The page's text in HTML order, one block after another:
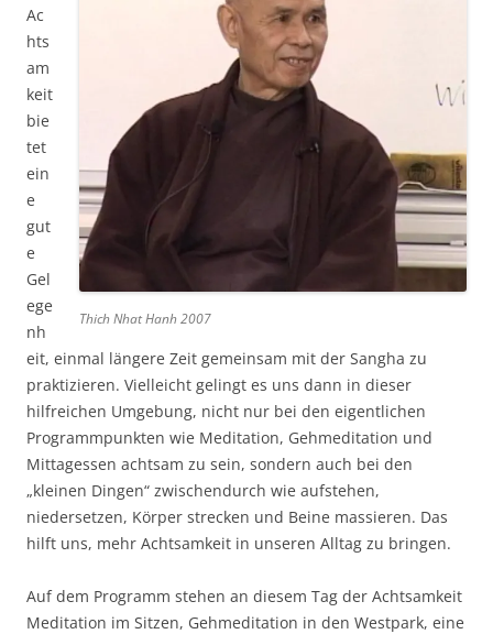
Thich Nhat Hanh 2007
Ac
hts
am
keit
bie
tet
ein
e
gut
e
Gel
ege
nh
eit, einmal längere Zeit gemeinsam mit der Sangha zu
praktizieren. Vielleicht gelingt es uns dann in dieser
hilfreichen Umgebung, nicht nur bei den eigentlichen
Programmpunkten wie Meditation, Gehmeditation und
Mittagessen achtsam zu sein, sondern auch bei den
„kleinen Dingen“ zwischendurch wie aufstehen,
niedersetzen, Körper strecken und Beine massieren. Das
hilft uns, mehr Achtsamkeit in unseren Alltag zu bringen.
Auf dem Programm stehen an diesem Tag der Achtsamkeit
Meditation im Sitzen, Gehmeditation in den Westpark, eine